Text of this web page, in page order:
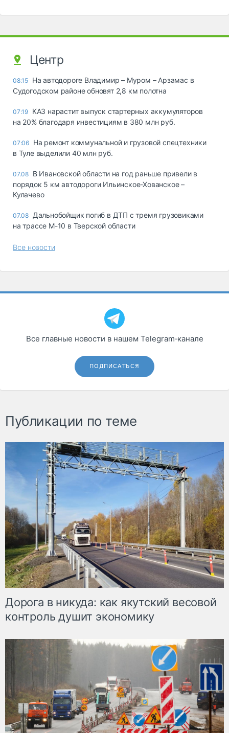
Центр
08:15 На автодороге Владимир – Муром – Арзамас в
Судогодском районе обновят 2,8 км полотна
07:19 КАЗ нарастит выпуск стартерных аккумуляторов
на 20% благодаря инвестициям в 380 млн руб.
07:06 На ремонт коммунальной и грузовой спецтехники
в Туле выделили 40 млн руб.
07.08 В Ивановской области на год раньше привели в
порядок 5 км автодороги Ильинское-Хованское –
Кулачево
07.08 Дальнобойщик погиб в ДТП с тремя грузовиками
на трассе М-10 в Тверской области
Все новости
Все главные новости в нашем Telegram‑канале
ПОДПИСАТЬСЯ
Публикации по теме
Дорога в никуда: как якутский весовой
контроль душит экономику